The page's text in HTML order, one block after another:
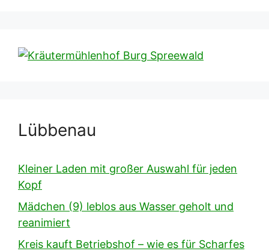
Lübbenau
Kleiner Laden mit großer Auswahl für jeden
Kopf
Mädchen (9) leblos aus Wasser geholt und
reanimiert
Kreis kauft Betriebshof – wie es für Scharfes